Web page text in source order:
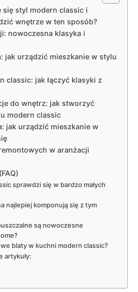
się styl modern classic i
wnętrze w ten sposób?
nowoczesna klasyka i
jak urządzić mieszkanie w stylu
classic: jak łączyć klasyki z
do wnętrz: jak stworzyć
modern classic
jak urządzić mieszkanie w
w aranżacji
sprawdzi się w bardzo małych
najlepiej komponują się z tym
są nowoczesne
blaty w kuchni modern classic?
artykuły: